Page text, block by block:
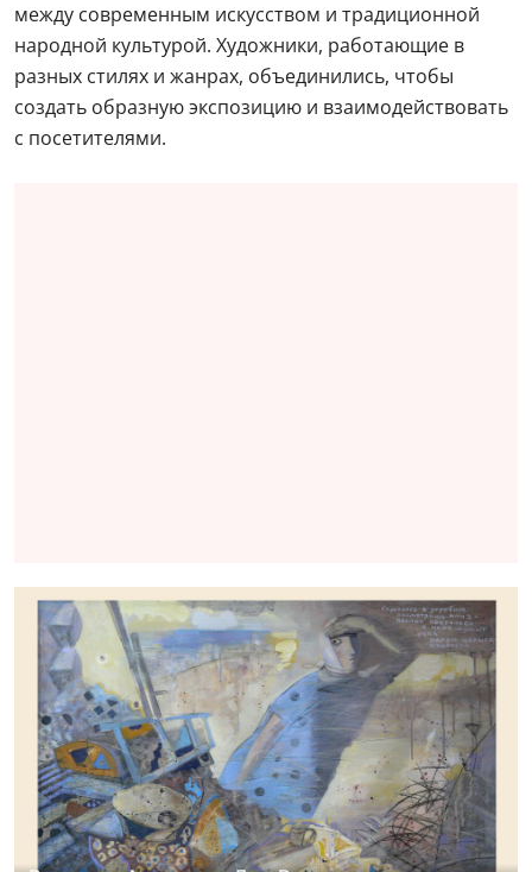
между современным искусством и традиционной
народной культурой. Художники, работающие в
разных стилях и жанрах, объединились, чтобы
создать образную экспозицию и взаимодействовать
с посетителями.